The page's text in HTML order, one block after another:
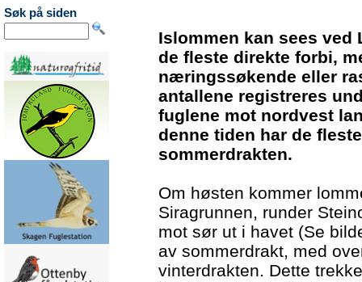
Søk på siden
Islommen kan sees ved
de fleste direkte forbi,
næringssøkende eller
antallene registreres
fuglene mot nordvest
denne tiden har de
sommerdrakten.
Om høsten kommer
Siragrunnen, runder
mot sør ut i havet (Se
av sommerdrakt, med
vinterdrakten. Dette